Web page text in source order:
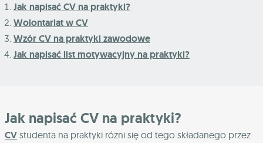
Jak napisać CV na praktyki?
Wolontariat w CV
Wzór CV na praktyki zawodowe
Jak napisać list motywacyjny na praktyki?
Jak napisać CV na praktyki?
CV studenta na praktyki różni się od tego składanego przez